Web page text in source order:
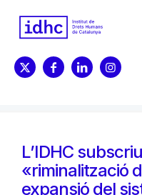
L’IDHC
«riminalització
expansió del